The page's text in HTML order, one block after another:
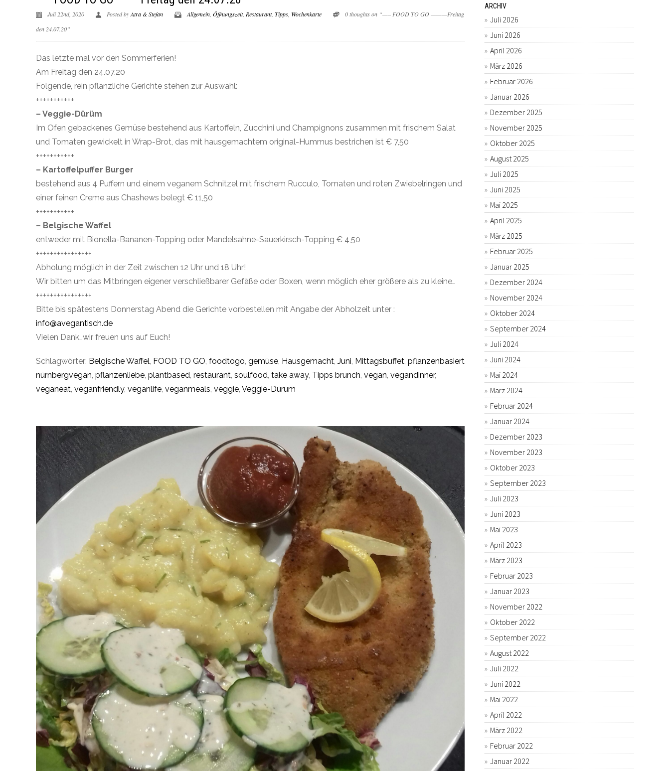
Juli 22nd, 2020 Posted byAtra & Stefan Allgemein Öffnungszeit, Restaurant, Tipps Wochenkarte
0 thoughts on “—– FOOD TO GO ———Freitag
den 24.07.20”
Das letzte mal vor den Sommerferien!
Am Freitag den 24.07.20
Folgende, rein pflanzliche Gerichte stehen zur Auswahl:
+++++++++++
– Veggie-Dürüm
Im Ofen gebackenes Gemüse bestehend aus Kartoffeln, Zucchini und Champignons zusammen mit frischem Salat
und Tomaten gewickelt in Wrap-Brot, das mit hausgemachtem original-Hummus bestrichen ist € 7,50
+++++++++++
– Kartoffelpuffer Burger
bestehend aus 4 Puffern und einem veganem Schnitzel mit frischem Rucculo, Tomaten und roten Zwiebelringen und
einer feinen Creme aus Chashews belegt € 11,50
+++++++++++
– Belgische Waffel
entweder mit Bionella-Bananen-Topping oder Mandelsahne-Sauerkirsch-Topping € 4,50
++++++++++++++++
Abholung möglich in der Zeit zwischen 12 Uhr und 18 Uhr!
Wir bitten um das Mitbringen eigener verschließbarer Gefäße oder Boxen, wenn möglich eher größere als zu kleine…
++++++++++++++++
Bitte bis spätestens Donnerstag Abend die Gerichte vorbestellen mit Angabe der Abholzeit unter :
info@avegantisch.de
Vielen Dank…wir freuen uns auf Euch!
Schlagwörter: Belgische Waffel, FOOD TO GO, foodtogo, gemüse, Hausgemacht, Juni, Mittagsbuffet, pflanzenbasiert
nürnbergvegan, pflanzenliebe, plantbased, restaurant, soulfood, take away, Tipps brunch, vegan, vegandinner,
veganeat, veganfriendly, veganlife, veganmeals, veggie, Veggie-Dürüm
ARCHIV
Juli 2026
Juni 2026
April 2026
März 2026
Februar 2026
Januar 2026
Dezember 2025
November 2025
Oktober 2025
August 2025
Juli 2025
Juni 2025
Mai 2025
April 2025
März 2025
Februar 2025
Januar 2025
Dezember 2024
November 2024
Oktober 2024
September 2024
Juli 2024
Juni 2024
Mai 2024
März 2024
Februar 2024
Januar 2024
Dezember 2023
November 2023
Oktober 2023
September 2023
Juli 2023
Juni 2023
Mai 2023
April 2023
März 2023
Februar 2023
Januar 2023
November 2022
Oktober 2022
September 2022
August 2022
Juli 2022
Juni 2022
Mai 2022
April 2022
März 2022
Februar 2022
Januar 2022